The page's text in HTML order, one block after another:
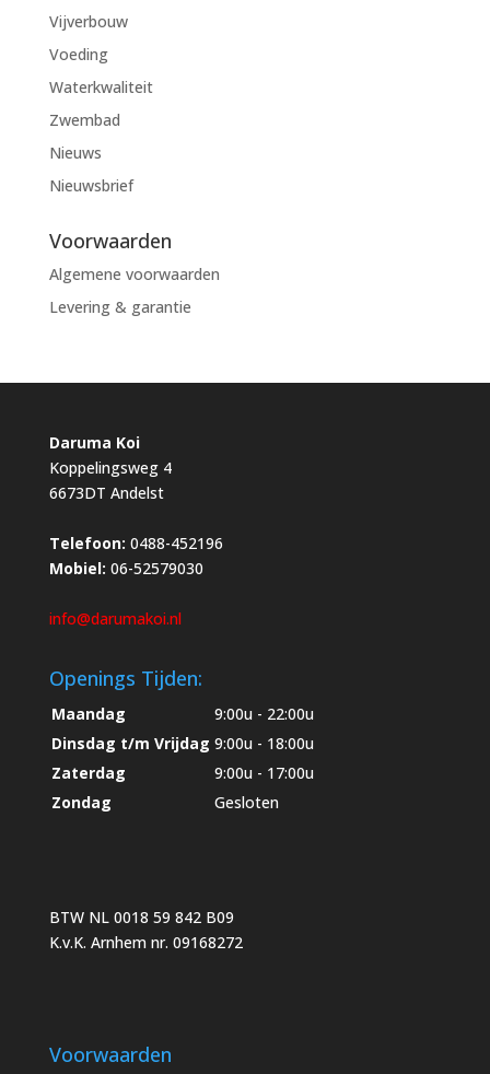
Vijverbouw
Voeding
Waterkwaliteit
Zwembad
Nieuws
Nieuwsbrief
Voorwaarden
Algemene voorwaarden
Levering & garantie
Daruma Koi
Koppelingsweg 4
6673DT Andelst
Telefoon: 0488-452196
Mobiel: 06-52579030
info@darumakoi.nl
Openings Tijden:
Maandag
9:00u - 22:00u
Dinsdag t/m Vrijdag 9:00u - 18:00u
Zaterdag
9:00u - 17:00u
Zondag
Gesloten
BTW NL 0018 59 842 B09
K.v.K. Arnhem nr. 09168272
Voorwaarden